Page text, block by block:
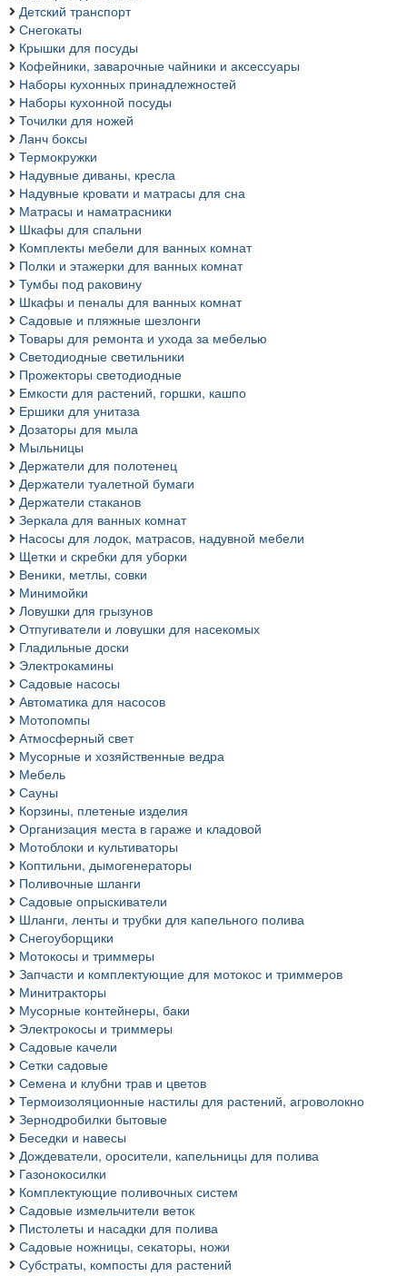
Детский транспорт
Снегокаты
Крышки для посуды
Кофейники, заварочные чайники и аксессуары
Наборы кухонных принадлежностей
Наборы кухонной посуды
Точилки для ножей
Ланч боксы
Термокружки
Надувные диваны, кресла
Надувные кровати и матрасы для сна
Матрасы и наматрасники
Шкафы для спальни
Комплекты мебели для ванных комнат
Полки и этажерки для ванных комнат
Тумбы под раковину
Шкафы и пеналы для ванных комнат
Садовые и пляжные шезлонги
Товары для ремонта и ухода за мебелью
Светодиодные светильники
Прожекторы светодиодные
Емкости для растений, горшки, кашпо
Ершики для унитаза
Дозаторы для мыла
Мыльницы
Держатели для полотенец
Держатели туалетной бумаги
Держатели стаканов
Зеркала для ванных комнат
Насосы для лодок, матрасов, надувной мебели
Щетки и скребки для уборки
Веники, метлы, совки
Минимойки
Ловушки для грызунов
Отпугиватели и ловушки для насекомых
Гладильные доски
Электрокамины
Садовые насосы
Автоматика для насосов
Мотопомпы
Атмосферный свет
Мусорные и хозяйственные ведра
Мебель
Сауны
Корзины, плетеные изделия
Организация места в гараже и кладовой
Мотоблоки и культиваторы
Коптильни, дымогенераторы
Поливочные шланги
Садовые опрыскиватели
Шланги, ленты и трубки для капельного полива
Снегоуборщики
Мотокосы и триммеры
Запчасти и комплектующие для мотокос и триммеров
Минитракторы
Мусорные контейнеры, баки
Электрокосы и триммеры
Садовые качели
Сетки садовые
Семена и клубни трав и цветов
Термоизоляционные настилы для растений, агроволокно
Зернодробилки бытовые
Беседки и навесы
Дождеватели, оросители, капельницы для полива
Газонокосилки
Комплектующие поливочных систем
Садовые измельчители веток
Пистолеты и насадки для полива
Садовые ножницы, секаторы, ножи
Субстраты, компосты для растений